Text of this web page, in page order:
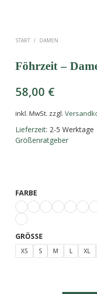
START / DAMEN
Föhrzeit –
58,00 €
inkl. MwSt. zzgl.
Lieferzeit: 2-5 Werktage
Größenratgeber
FARBE
GRÖSSE
XS S M L XL